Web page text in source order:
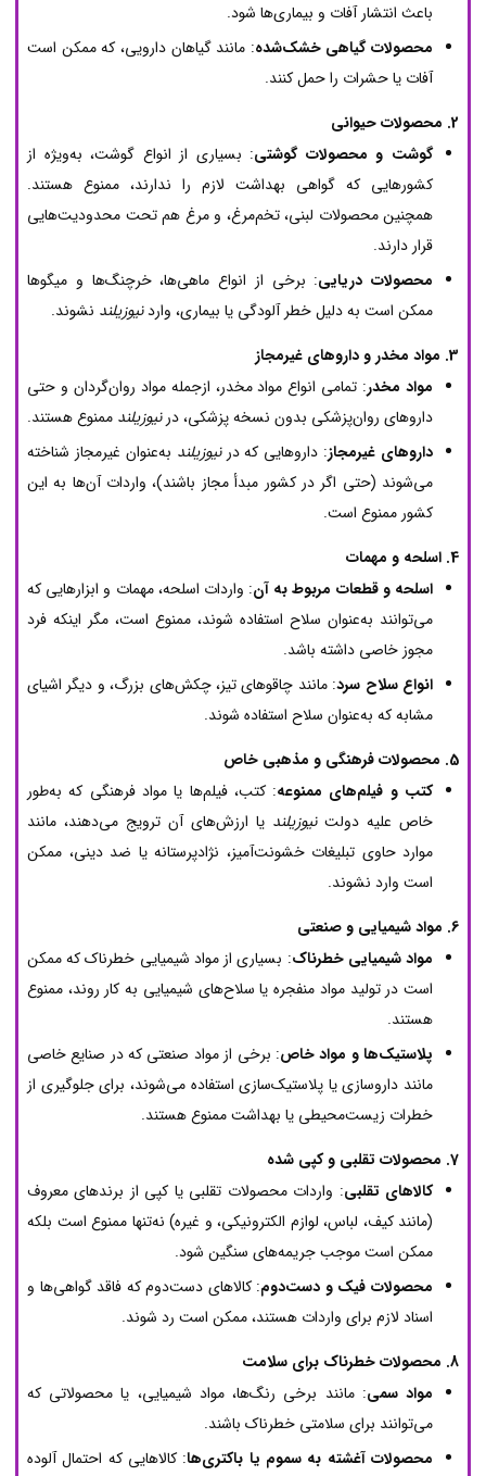
باعث انتشار آفات و بیماری‌ها شود.
محصولات گیاهی خشک‌شده: مانند گیاهان دارویی، که ممکن است
آفات یا حشرات را حمل کنند.
2. محصولات حیوانی
گوشت و محصولات گوشتی: بسیاری از انواع گوشت، به‌ویژه از
کشورهایی که گواهی بهداشت لازم را ندارند، ممنوع هستند.
همچنین محصولات لبنی، تخم‌مرغ، و مرغ هم تحت محدودیت‌هایی
قرار دارند.
محصولات دریایی: برخی از انواع ماهی‌ها، خرچنگ‌ها و میگوها
ممکن است به دلیل خطر آلودگی یا بیماری، واردنیوزیلند نشوند.
3. مواد مخدر و داروهای غیرمجاز
مواد مخدر: تمامی انواع مواد مخدر، ازجمله مواد روان‌گردان و حتی
داروهای روان‌پزشکی بدون نسخه پزشکی، درنیوزیلند ممنوع هستند.
داروهای غیرمجاز: داروهایی که درنیوزیلند به‌عنوان غیرمجاز شناخته
می‌شوند (حتی اگر در کشور مبدأ مجاز باشند)، واردات آن‌ها به این
کشور ممنوع است.
4. اسلحه و مهمات
اسلحه و قطعات مربوط به آن: واردات اسلحه، مهمات و ابزارهایی که
می‌توانند به‌عنوان سلاح استفاده شوند، ممنوع است، مگر اینکه فرد
مجوز خاصی داشته باشد.
انواع سلاح سرد: مانند چاقوهای تیز، چکش‌های بزرگ، و دیگر اشیای
مشابه که به‌عنوان سلاح استفاده شوند.
5. محصولات فرهنگی و مذهبی خاص
کتب و فیلم‌های ممنوعه: کتب، فیلم‌ها یا مواد فرهنگی که به‌طور
خاص علیه دولتنیوزیلند یا ارزش‌های آن ترویج می‌دهند، مانند
موارد حاوی تبلیغات خشونت‌آمیز، نژادپرستانه یا ضد دینی، ممکن
است وارد نشوند.
6. مواد شیمیایی و صنعتی
مواد شیمیایی خطرناک: بسیاری از مواد شیمیایی خطرناک که ممکن
است در تولید مواد منفجره یا سلاح‌های شیمیایی به کار روند، ممنوع
هستند.
پلاستیک‌ها و مواد خاص: برخی از مواد صنعتی که در صنایع خاصی
مانند داروسازی یا پلاستیک‌سازی استفاده می‌شوند، برای جلوگیری از
خطرات زیست‌محیطی یا بهداشت ممنوع هستند.
7. محصولات تقلبی و کپی شده
کالاهای تقلبی: واردات محصولات تقلبی یا کپی از برندهای معروف
(مانند کیف، لباس، لوازم الکترونیکی، و غیره) نه‌تنها ممنوع است بلکه
ممکن است موجب جریمه‌های سنگین شود.
محصولات فیک و دست‌دوم: کالاهای دست‌دوم که فاقد گواهی‌ها و
اسناد لازم برای واردات هستند، ممکن است رد شوند.
8. محصولات خطرناک برای سلامت
مواد سمی: مانند برخی رنگ‌ها، مواد شیمیایی، یا محصولاتی که
می‌توانند برای سلامتی خطرناک باشند.
محصولات آغشته به سموم یا باکتری‌ها: کالاهایی که احتمال آلوده